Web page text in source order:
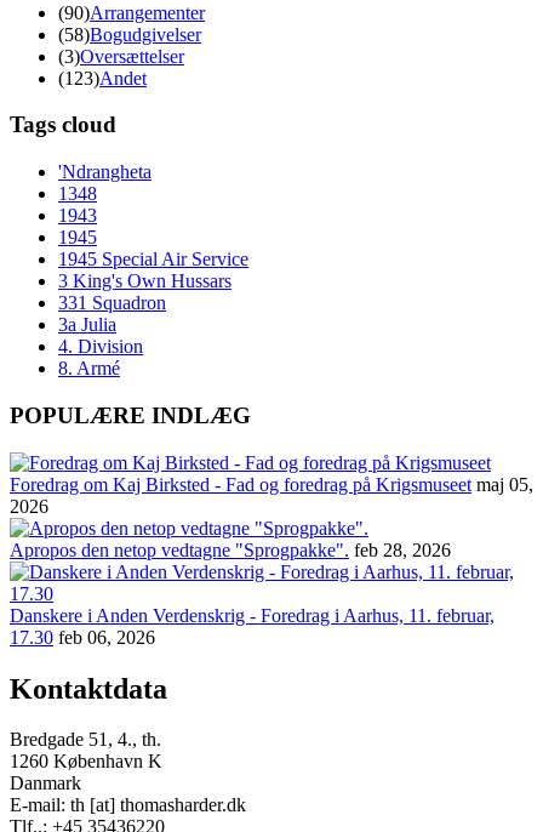
(90)Arrangementer
(58)Bogudgivelser
(3)Oversættelser
(123)Andet
Tags cloud
'Ndrangheta
1348
1943
1945
1945 Special Air Service
3 King's Own Hussars
331 Squadron
3a Julia
4. Division
8. Armé
POPULÆRE INDLÆG
Foredrag om Kaj Birksted - Fad og foredrag på Krigsmuseet maj 05,
2026
Apropos den netop vedtagne "Sprogpakke". feb 28, 2026
Danskere i Anden Verdenskrig - Foredrag i Aarhus, 11. februar,
17.30 feb 06, 2026
Kontaktdata
Bredgade 51, 4., th.
1260 København K
Danmark
E-mail: th [at] thomasharder.dk
Tlf..: +45 35436220